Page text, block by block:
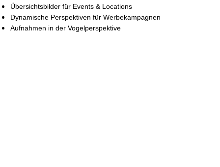
Übersichtsbilder für Events & Locations
Dynamische Perspektiven für Werbekampagnen
Aufnahmen in der Vogelperspektive